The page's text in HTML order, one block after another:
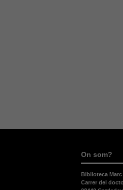
On som?
Biblioteca Marc
Carrer del